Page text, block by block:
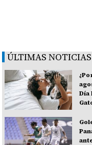
ÚLTIMAS NOTICIAS
Día